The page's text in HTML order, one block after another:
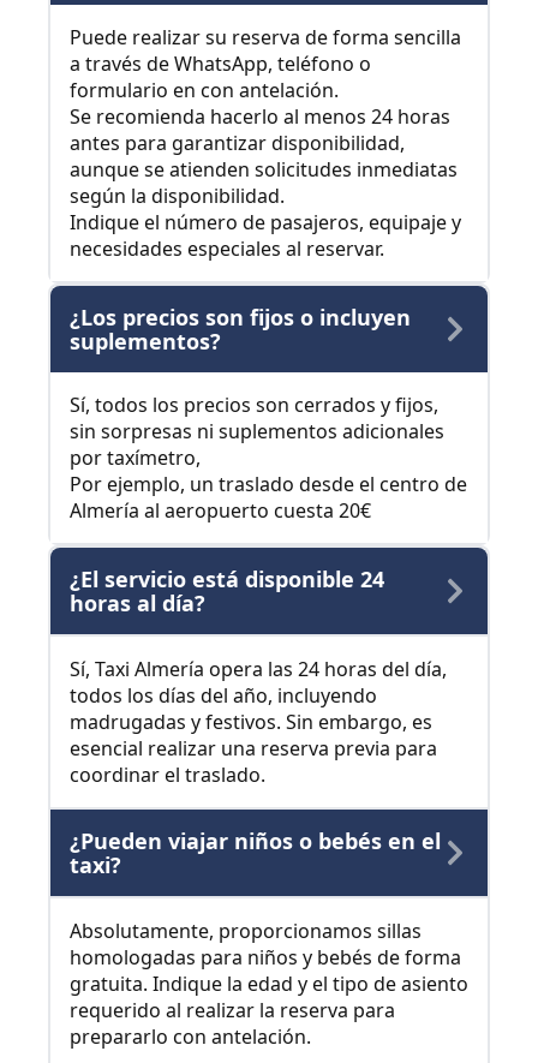
Puede realizar su reserva de forma sencilla
a través de WhatsApp, teléfono o
formulario en con antelación.
Se recomienda hacerlo al menos 24 horas
antes para garantizar disponibilidad,
aunque se atienden solicitudes inmediatas
según la disponibilidad.
Indique el número de pasajeros, equipaje y
necesidades especiales al reservar.
¿Los precios son fijos o incluyen
suplementos?
Sí, todos los precios son cerrados y fijos,
sin sorpresas ni suplementos adicionales
por taxímetro,
Por ejemplo, un traslado desde el centro de
Almería al aeropuerto cuesta 20€
¿El servicio está disponible 24
horas al día?
Sí, Taxi Almería opera las 24 horas del día,
todos los días del año, incluyendo
madrugadas y festivos. Sin embargo, es
esencial realizar una reserva previa para
coordinar el traslado.
¿Pueden viajar niños o bebés en el
taxi?
Absolutamente, proporcionamos sillas
homologadas para niños y bebés de forma
gratuita. Indique la edad y el tipo de asiento
requerido al realizar la reserva para
prepararlo con antelación.